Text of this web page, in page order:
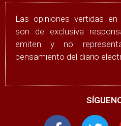
Las opiniones vertidas
son de exclusiva
emiten y no
pensamiento del diario